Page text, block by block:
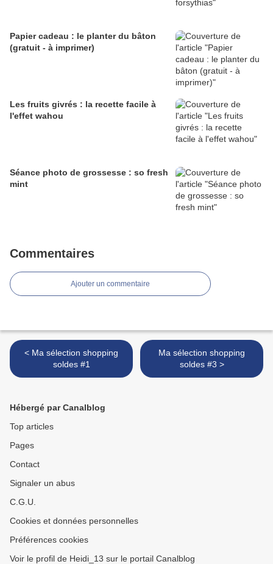
Papier cadeau : le planter du bâton
(gratuit - à imprimer)
Les fruits givrés : la recette facile à
l'effet wahou
Séance photo de grossesse : so fresh
mint
Commentaires
Ajouter un commentaire
< Ma sélection shopping
soldes #1
Ma sélection shopping
soldes #3 >
Hébergé par Canalblog
Top articles
Pages
Contact
Signaler un abus
C.G.U.
Cookies et données personnelles
Préférences cookies
Voir le profil de Heidi_13 sur le portail Canalblog